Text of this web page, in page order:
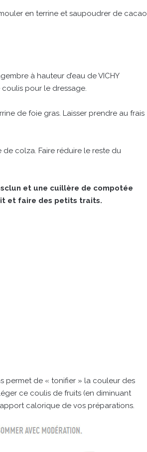
en terrine et saupoudrer de cacao
à hauteur d’eau de VICHY
coulis pour le dressage.
de foie gras. Laisser prendre au frais
de colza. Faire réduire le reste du
et une cuillère de compotée
et faire des petits traits.
permet de « tonifier » la couleur des
ce coulis de fruits (en diminuant
calorique de vos préparations.